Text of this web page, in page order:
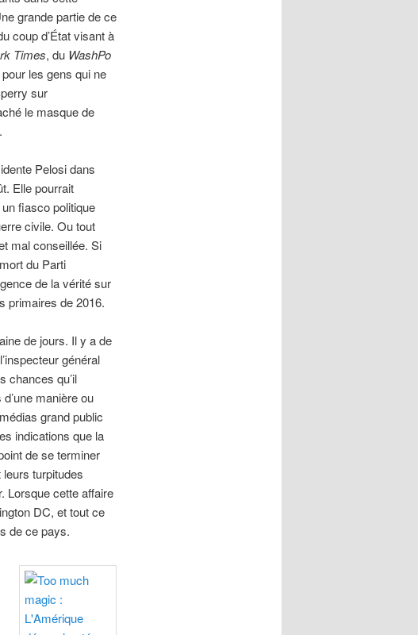
grande partie de ce
coup d’État visant à
Times, du WashPo
les gens qui ne
sur
le masque de
Pelosi dans
Elle pourrait
fiasco politique
civile. Ou tout
mal conseillée. Si
du Parti
de la vérité sur
primaires de 2016.
de jours. Il y a de
général
chances qu’il
manière ou
grand public
indications que la
de se terminer
turpitudes
Lorsque cette affaire
DC, et tout ce
de ce pays.